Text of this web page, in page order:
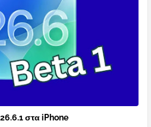
στα iPhone